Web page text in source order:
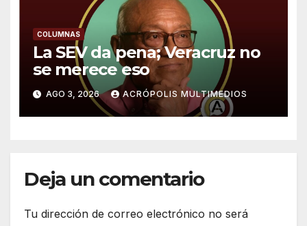
COLUMNAS
La SEV da pena; Veracruz no
se merece eso
AGO 3, 2026 ACRÓPOLIS MULTIMEDIOS
Deja un comentario
Tu dirección de correo electrónico no será